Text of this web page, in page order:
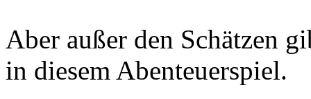
Aber außer den Schätzen
in diesem Abenteuerspiel.